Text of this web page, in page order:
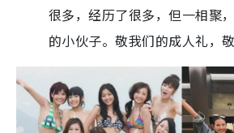
很多，经历了很多，但一相聚
的小伙子。敬我们的成人礼，